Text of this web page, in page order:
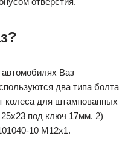
автомобилях Ваз
два типа болта
колеса для штампованных
под ключ 17мм. 2)
10 М12х1.